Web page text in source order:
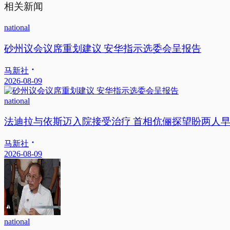
相关新闻
national
砂州议会议席重划建议 安华指示选委会呈报告
马新社
2026-08-09
national
法迪拉与依斯迈入院接受治疗 首相伉俪探望盼两人
马新社
2026-08-09
national